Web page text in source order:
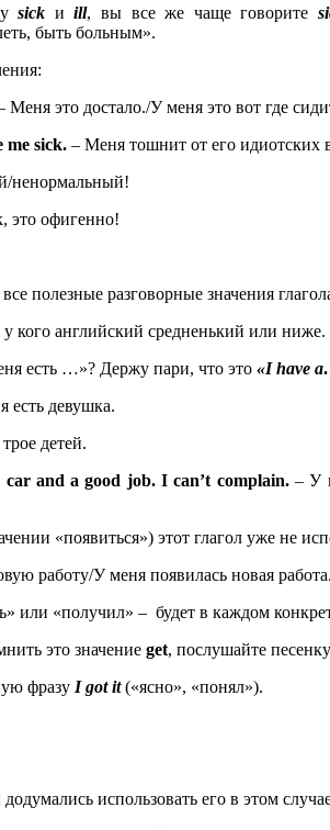
sick иill, вы все же чаще говорите
быть больным».
Меня это достало./У меня это вот где
me sick. – Меня тошнит от его идиотских
ненормальный!
это офигенно!
полезные разговорные значения
кого английский средненький или ниже.
есть …»? Держу пари, что это «I have
есть девушка.
детей.
car and a good job. I can’t complain.– У
«появиться») этот глагол уже не
работу/У меня появилась новая работа.
или «получил» – будет в каждом
это значение get, послушайте
фразу I got it(«ясно», «понял»).
использовать его в этом